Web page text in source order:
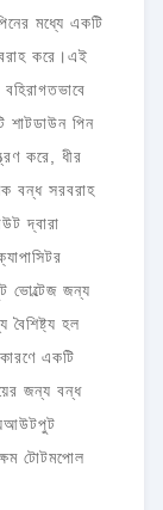
মধ্যে একটি
করে।এই
শাটডাউন পিন
করে, ধীর
বন্ধ সরবরাহ
দ্বারা
ভোল্টেজ জন্য
হল
একটি
জন্য বন্ধ
টোটমপোল